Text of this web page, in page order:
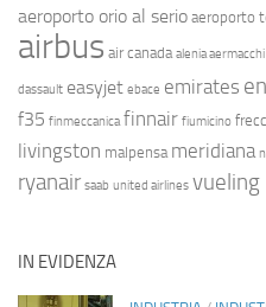
aeroporto orio al serio aeroporto
airbus air canada alenia aermacchi
dassault easyjet ebace emirates
f35 finmeccanica finnair fiumicino
livingston malpensa meridiana
ryanair saab united airlines vueling
IN EVIDENZA